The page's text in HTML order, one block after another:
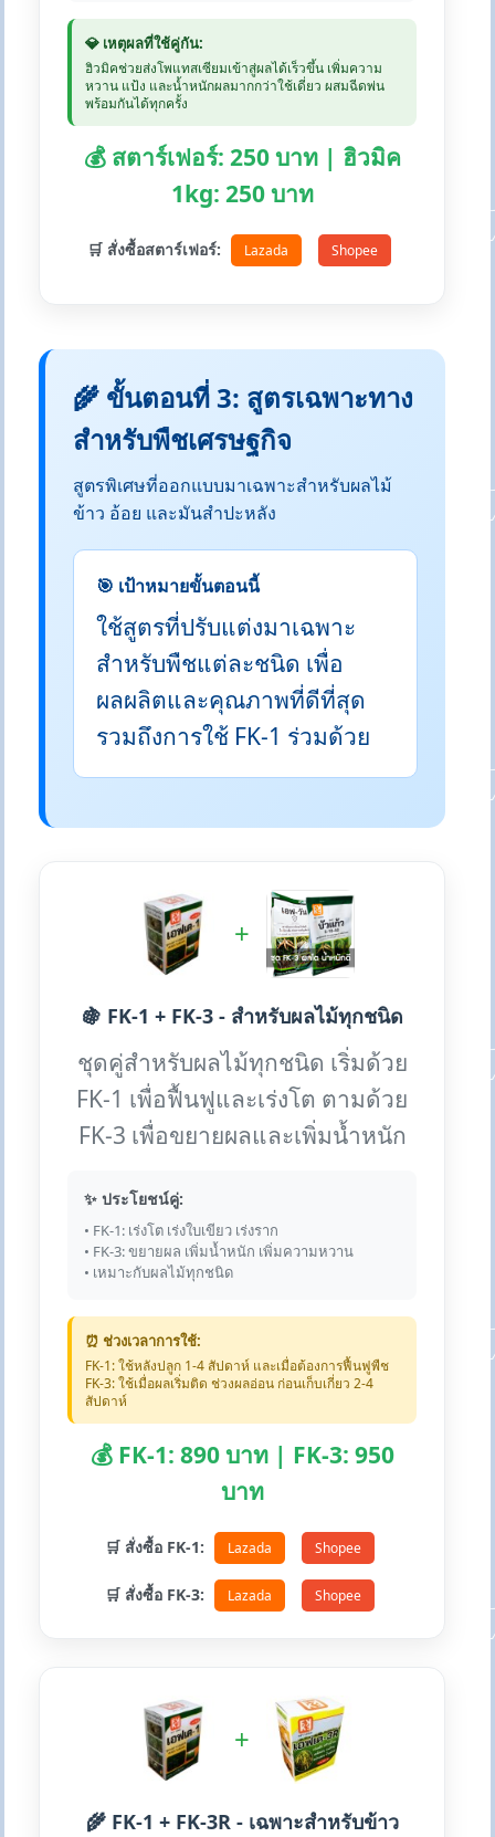
💎 เหตุผลที่ใช้คู่กัน:
ฮิวมิคช่วยส่งโพแทสเซียมเข้าสู่ผลได้เร็วขึ้น เพิ่มความ
หวาน แป้ง และน้ำหนักผลมากกว่าใช้เดี่ยว ผสมฉีดพ่น
พร้อมกันได้ทุกครั้ง
💰 สตาร์เฟอร์: 250 บาท | ฮิวมิค
1kg: 250 บาท
🛒 สั่งซื้อสตาร์เฟอร์: Lazada Shopee
🌾 ขั้นตอนที่ 3: สูตรเฉพาะทาง
สำหรับพืชเศรษฐกิจ
สูตรพิเศษที่ออกแบบมาเฉพาะสำหรับผลไม้
ข้าว อ้อย และมันสำปะหลัง
🎯 เป้าหมายขั้นตอนนี้
ใช้สูตรที่ปรับแต่งมาเฉพาะ
สำหรับพืชแต่ละชนิด เพื่อ
ผลผลิตและคุณภาพที่ดีที่สุด
รวมถึงการใช้ FK-1 ร่วมด้วย
+
🍇 FK-1 + FK-3 - สำหรับผลไม้ทุกชนิด
ชุดคู่สำหรับผลไม้ทุกชนิด เริ่มด้วย
FK-1 เพื่อฟื้นฟูและเร่งโต ตามด้วย
FK-3 เพื่อขยายผลและเพิ่มน้ำหนัก
✨ ประโยชน์คู่:
• FK-1: เร่งโต เร่งใบเขียว เร่งราก
• FK-3: ขยายผล เพิ่มน้ำหนัก เพิ่มความหวาน
• เหมาะกับผลไม้ทุกชนิด
⏰ ช่วงเวลาการใช้:
FK-1: ใช้หลังปลูก 1-4 สัปดาห์ และเมื่อต้องการฟื้นฟูพืช
FK-3: ใช้เมื่อผลเริ่มติด ช่วงผลอ่อน ก่อนเก็บเกี่ยว 2-4
สัปดาห์
💰 FK-1: 890 บาท | FK-3: 950
บาท
🛒 สั่งซื้อ FK-1: Lazada Shopee
🛒 สั่งซื้อ FK-3: Lazada Shopee
+
🌾 FK-1 + FK-3R - เฉพาะสำหรับข้าว